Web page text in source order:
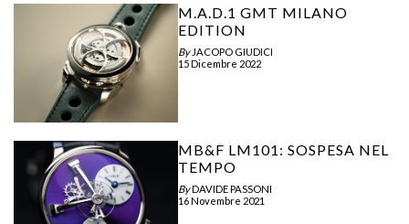
M.A.D.1 GMT MILANO
EDITION
By JACOPO GIUDICI
15 Dicembre 2022
MB&F LM101: SOSPESA NEL
TEMPO
ByDAVIDE PASSONI
16 Novembre 2021